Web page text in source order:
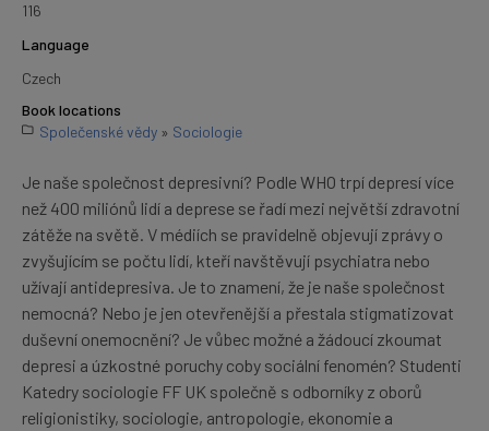
116
Language
Czech
Book locations
Společenské vědy » Sociologie
Je naše společnost depresivní? Podle WHO trpí depresí více
než 400 miliónů lidí a deprese se řadí mezi největší zdravotní
zátěže na světě. V médiích se pravidelně objevují zprávy o
zvyšujícím se počtu lidí, kteří navštěvují psychiatra nebo
užívají antidepresiva. Je to znamení, že je naše společnost
nemocná? Nebo je jen otevřenější a přestala stigmatizovat
duševní onemocnění? Je vůbec možné a žádoucí zkoumat
depresi a úzkostné poruchy coby sociální fenomén? Studenti
Katedry sociologie FF UK společně s odborníky z oborů
religionistiky, sociologie, antropologie, ekonomie a